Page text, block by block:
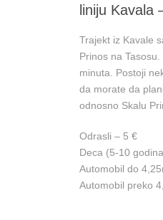
liniju Kavala
Trajekt iz Kavale
Prinos na
minuta. Postoji
da morate da
odnosno Skalu
Odrasli – 5 €
Deca (5-10
Automobil do
Automobil preko